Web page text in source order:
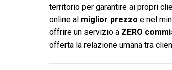
territorio per garantire ai propri
online al miglior prezzo e nel
offrire un servizio a ZERO
offerta la relazione umana tra